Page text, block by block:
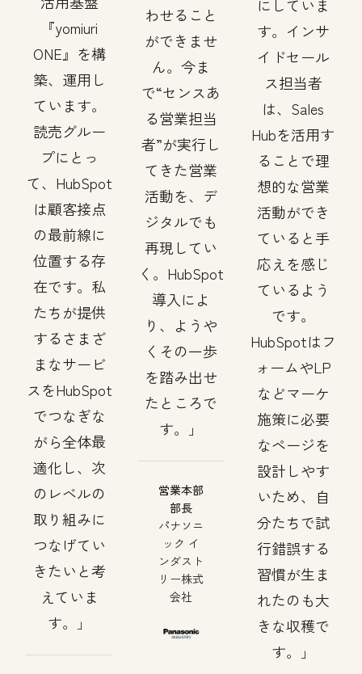
『yomiuri
ONE』を構
築、運用し
ています。
読売グルー
プにとっ
て、HubSpot
は顧客接点
の最前線に
位置する存
在です。私
たちが提供
するさまざ
まなサービ
スをHubSpot
でつなぎな
がら全体最
適化し、次
のレベルの
取り組みに
つなげてい
きたいと考
えていま
す。
わせること
ができませ
ん。今ま
で“センスあ
る営業担当
者”が実行し
てきた営業
活動を、デ
ジタルでも
再現してい
く。HubSpot
導入によ
り、ようや
くその一歩
を踏み出せ
たところで
す。
営業本部
部長
パナソニ
ック イ
ンダスト
リー株式
会社
にしていま
す。インサ
イドセール
ス担当者
は、Sales
Hubを活用す
ることで理
想的な営業
活動ができ
ていると手
応えを感じ
ているよう
です。
HubSpotはフ
ォームやLP
などマーケ
施策に必要
なページを
設計しやす
いため、自
分たちで試
行錯誤する
習慣が生ま
れたのも大
きな収穫で
す。